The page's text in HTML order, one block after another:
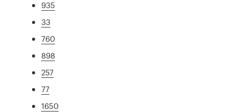
935
33
760
898
257
77
1650